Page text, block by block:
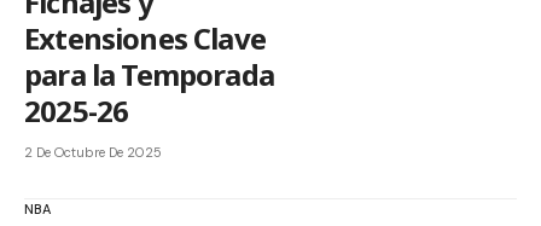
Extensiones Clave
para la Temporada
2025-26
2 De Octubre De 2025
NBA